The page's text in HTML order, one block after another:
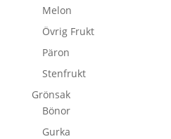
Melon
Övrig Frukt
Päron
Stenfrukt
Grönsak
Bönor
Gurka